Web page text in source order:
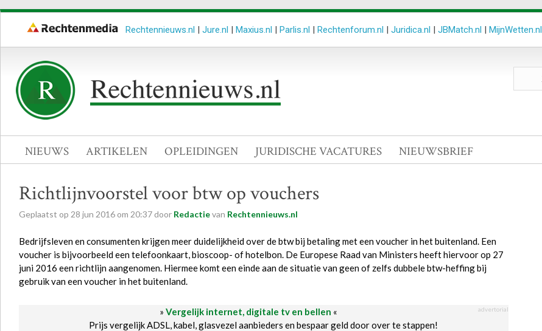
Rechtennieuws.nl | Jure.nl | Maxius.nl | Parlis.nl | Rechtenforum.nl | Juridica.nl | JBMatch.nl | MijnWetten.nl
NIEUWS ARTIKELEN OPLEIDINGEN JURIDISCHE VACATURES NIEUWSBRIEF
Richtlijnvoorstel voor btw op vouchers
Geplaatst op 28 jun 2016 om 20:37 door Redactievan Rechtennieuws.nl
Bedrijfsleven en consumenten krijgen meer duidelijkheid over de btw bij betaling met een voucher in het buitenland. Een
voucher is bijvoorbeeld een telefoonkaart, bioscoop- of hotelbon. De Europese Raad van Ministers heeft hiervoor op 27
juni 2016 een richtlijn aangenomen. Hiermee komt een einde aan de situatie van geen of zelfs dubbele btw-heffing bij
gebruik van een voucher in het buitenland.
» Vergelijk internet, digitale tv en bellen « advertorial
Prijs vergelijk ADSL, kabel, glasvezel aanbieders en bespaar geld door over te stappen!